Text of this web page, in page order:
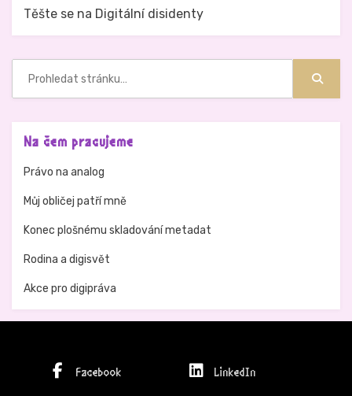
Těšte se na Digitální disidenty
Na čem pracujeme
Právo na analog
Můj obličej patří mně
Konec plošnému skladování metadat
Rodina a digisvět
Akce pro digipráva
Facebook LinkedIn